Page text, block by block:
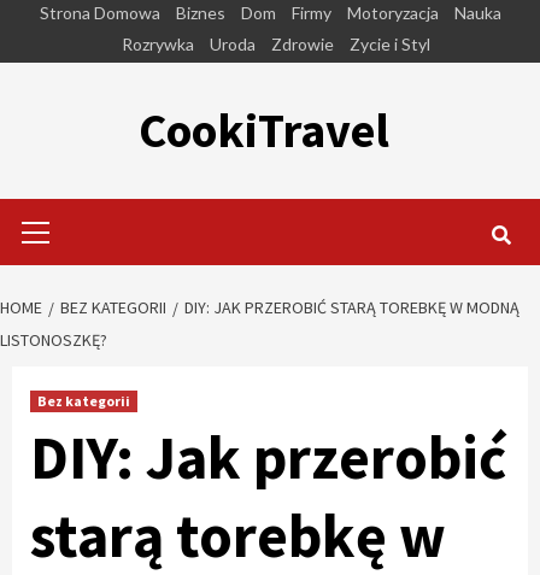
Strona Domowa Biznes Dom Firmy Motoryzacja
Nauka
Rozrywka
Uroda Zdrowie Zycie i Styl
CookiTravel
Menu
HOME BEZ KATEGORII
DIY: JAK PRZEROBIĆ STARĄ TOREBKĘ W MODNĄ
LISTONOSZKĘ?
Bez kategorii
DIY: Jak przerobić
starą torebkę w